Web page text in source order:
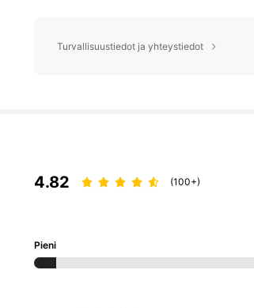
Turvallisuustiedot ja yhteystiedot
4.82 (100+)
Pieni